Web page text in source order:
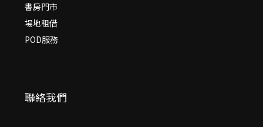
書房門市
場地租借
POD服務
聯絡我們